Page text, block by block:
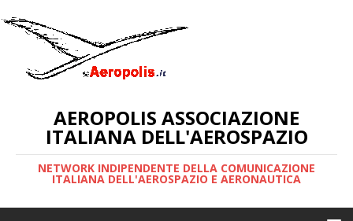
AEROPOLIS ASSOCIAZIONE
ITALIANA DELL'AEROSPAZIO
NETWORK INDIPENDENTE DELLA COMUNICAZIONE
ITALIANA DELL'AEROSPAZIO E AERONAUTICA